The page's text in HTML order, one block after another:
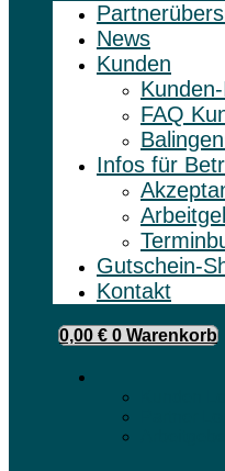
News
Kunden
FAQ
Infos für
Gutschein-
Kontakt
0,00 € 0 Warenkorb